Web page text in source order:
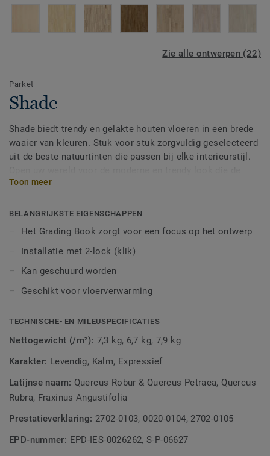
Zie alle ontwerpen (22)
Parket
Shade
Shade biedt trendy en gelakte houten vloeren in een brede
waaier van kleuren. Stuk voor stuk zorgvuldig geselecteerd
uit de beste natuurtinten die passen bij elke interieurstijl.
natuur zelf voor u heeft voorzien.
Toon meer
BELANGRIJKSTE EIGENSCHAPPEN
Het Grading Book zorgt voor een focus op het ontwerp
Installatie met 2-lock (klik)
Kan geschuurd worden
Geschikt voor vloerverwarming
TECHNISCHE- EN MILEUSPECIFICATIES
Nettogewicht (/m²): 7,3 kg, 6,7 kg, 7,9 kg
Karakter: Levendig, Kalm, Expressief
Latijnse naam: Quercus Robur & Quercus Petraea, Quercus
Rubra, Fraxinus Angustifolia
Prestatieverklaring: 2702-0103, 0020-0104, 2702-0105
EPD-nummer: EPD-IES-0026262, S-P-06627